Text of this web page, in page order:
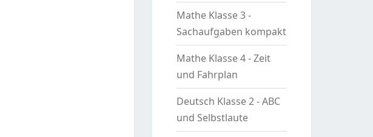
Mathe Klasse 3 -
Sachaufgaben kompakt
Mathe Klasse 4 - Zeit
und Fahrplan
Deutsch Klasse 2 - ABC
und Selbstlaute